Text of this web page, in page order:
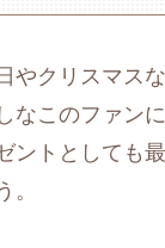
やクリスマス
なこのファン
ントとしても
。